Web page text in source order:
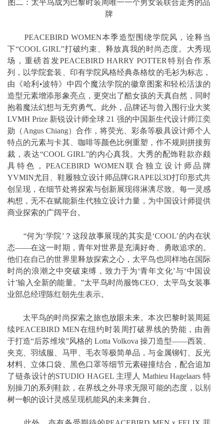
图二：太平鸟成为巴黎时装周唯一一个男女装联合走秀的品
牌
PEACEBIRD WOMEN本季造型围绕学院风，诠释当
下“COOL GIRL”打破约束、释放真我的时尚态度。大秀现
场，重磅首发PEACEBIRD HARRY POTTER特别合作系
列，以学院套装、印有学院风格经典条格纹的毛衫为标志，
由《哈利•波特》中四个魔法学院的徽章图案和轻松活泼的
造型元素增添形象亮点，更突出了酷女孩的天真自然，同时
抱着魔法幻想与无穷勇气。此外，品牌还与曾入围行业大奖
LVMH Prize 新锐设计师全球 21 强的中国新生代设计师江奕
勋（Angus Chiang）合作，将荧光、彩条等极具设计师个人
特点的元素与卡其、咖啡等颜色比例重塑，作不规则拼接剪
裁，表达“COOL GIRL”的内心真我。大秀的配饰鞋款亦颇
具特色，PEACEBIRD WOMEN联合独立设计师品牌
YVMIN尤目、鞋履独立设计师品牌GRAPE以3D打印形式共
创呈现，在细节处将探索与创新展现得淋漓尽致。每一灵感
构想，无不在赋能新生代独立设计力量，为中国设计师提供
商业探索的广阔平台。
“何为‘学院’？这段故事展现的其实是‘COOL’的内在状
态——在这一时期，青年对世界是充满好奇、勇敢追求的。
他们在自己的世界里释放探索之心，太平鸟也同样地在国际
时尚的浪潮之中突破束缚，致力于为‘青年文化’与‘中国设
计’输入全新的能量。”太平鸟时尚服饰CEO、太平鸟女装事
业部总经理陈红朝先生表示。
太平鸟的时尚探索之旅也放眼未来。本次巴黎时装周延
续PEACEBIRD MEN在纽约时装周打破界线的势能，由善
于打造“后苏维埃”风格的 Lotta Volkova 操刀造型——西装、
夹克、羽绒服、马甲、毛衣等极简单品，与金属铆钉、反光
材料、立体口袋、黑色口罩等细节元素碰撞结合，配合追加
了链条设计的STUDIO HAGEL 主理人 Mathieu Hagelaars 特
别操刀的系列鞋款，在界线之外寻求无限可能的态度，以别
树一帜的设计灵感呈现机能风的未来舞台。